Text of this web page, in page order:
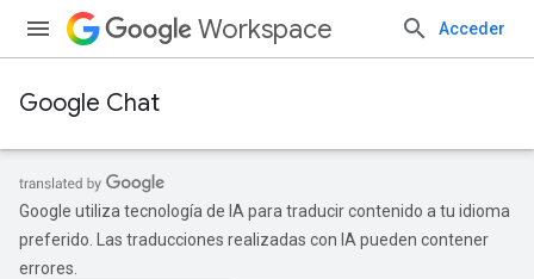
Workspace Acceder
Google Chat
Google utiliza tecnología de IA para traducir contenido a tu idioma
preferido. Las traducciones realizadas con IA pueden contener
errores.